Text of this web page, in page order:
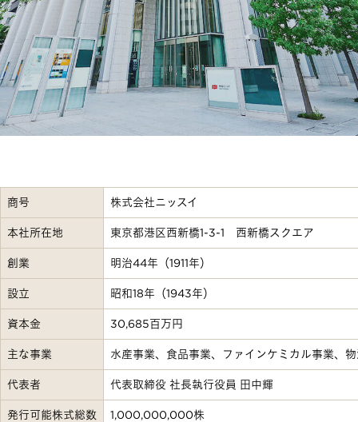
商号 株式会社ニッスイ
本社所在地 東京都港区西新橋1-3-1 西新橋スクエア
創業 明治44年（1911年）
設立 昭和18年（1943年）
資本金 30,685百万円
主な事業 水産事業、食品事業、ファインケミカル事業、
代表者 代表取締役 社長執行役員 田中輝
発行可能株式総数 1,000,000,000株